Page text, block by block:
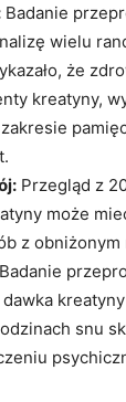
Badanie
wielu
że
kreatyny,
Przegląd z
może
z obniżonym
Badanie
dawka
snu